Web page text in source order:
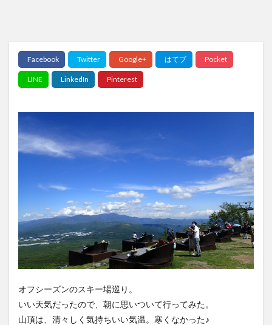
オフシーズンのスキー場巡り。
いい天気だったので、朝に思いついて行ってみた。
山頂は、清々しく気持ちいい気温。寒くなかった♪